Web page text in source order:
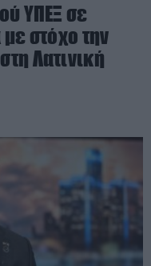
ΥΠΕΞ σε
στόχο την
Λατινική